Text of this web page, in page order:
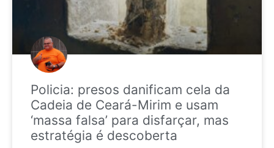
Policia: presos danificam cela da
Cadeia de Ceará-Mirim e usam
‘massa falsa’ para disfarçar, mas
estratégia é descoberta